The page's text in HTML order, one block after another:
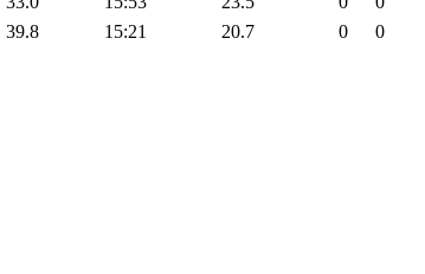
39.8 15:21 20.7 0
0